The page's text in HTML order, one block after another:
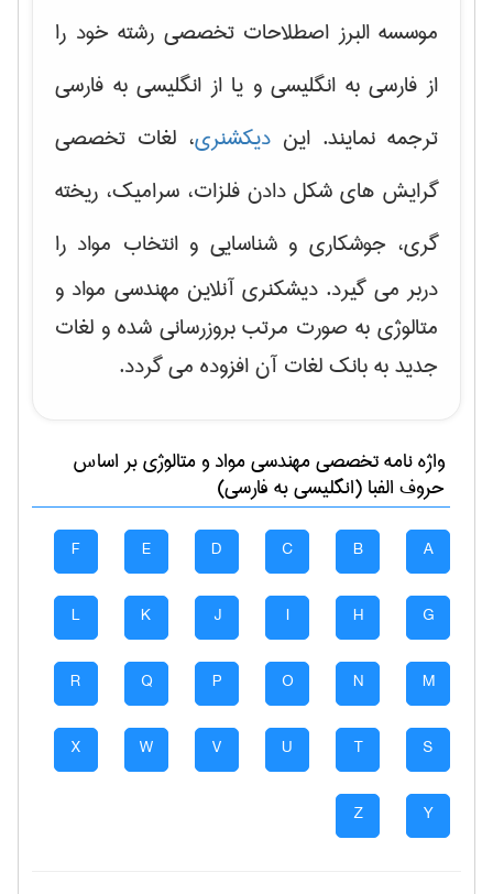
موسسه البرز اصطلاحات تخصصی رشته خود را
از فارسی به انگلیسی و یا از انگلیسی به فارسی
ترجمه نمایند. این دیکشنری، لغات تخصصی
گرایش های شکل دادن فلزات، سرامیک، ریخته
گری، جوشکاری و شناسایی و انتخاب مواد را
دربر می گیرد. دیشکنری آنلاین مهندسی مواد و
متالوژی به صورت مرتب بروزرسانی شده و لغات
جدید به بانک لغات آن افزوده می گردد.
واژه نامه تخصصیمهندسی مواد و متالوژیبر اساس
حروف الفبا (انگلیسی به فارسی)
A
B
C
D
E
F
G
H
I
J
K
L
M
N
O
P
Q
R
S
T
U
V
W
X
Y
Z